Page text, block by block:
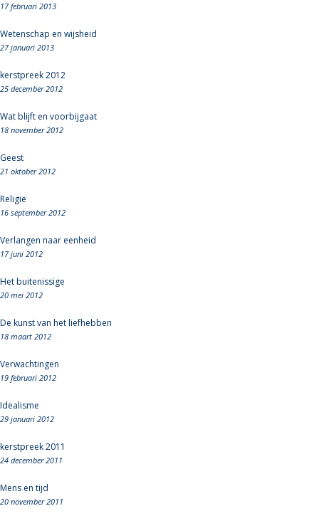
17 februari 2013
Wetenschap en wijsheid
27 januari 2013
kerstpreek 2012
25 december 2012
Wat blijft en voorbijgaat
18 november 2012
Geest
21 oktober 2012
Religie
16 september 2012
Verlangen naar eenheid
17 juni 2012
Het buitenissige
20 mei 2012
De kunst van het liefhebben
18 maart 2012
Verwachtingen
19 februari 2012
Idealisme
29 januari 2012
kerstpreek 2011
24 december 2011
Mens en tijd
20 november 2011